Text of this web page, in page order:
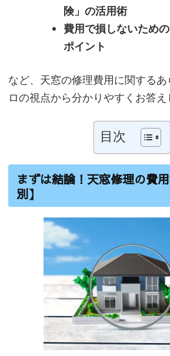
険」の活用術
費用で損しないため
ポイント
など、天窓の修理費用に関する
ロの視点から分かりやすくお答え
目次
まずは結論！天窓修理の費
別】